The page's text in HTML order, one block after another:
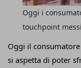
Oggi il
si aspetta di poter
Oggi i
touchpoint